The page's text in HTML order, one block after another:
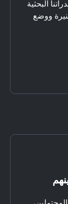
البحثية
ووضع